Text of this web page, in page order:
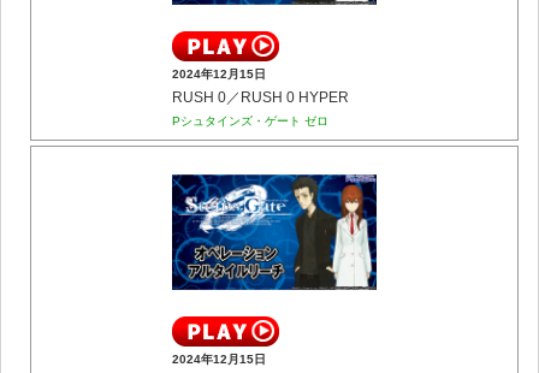
2024年12月15日
RUSH 0／RUSH 0 HYPER
Pシュタインズ・ゲート ゼロ
2024年12月15日